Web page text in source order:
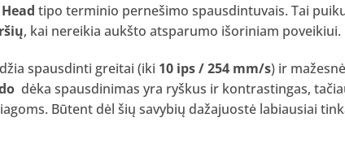
tipo terminio pernešimo spausdintuvais. Tai
, kai nereikia aukšto atsparumo išoriniam poveikiui.
spausdinti greitai (iki 10 ips / 254 mm/s) ir
dėka spausdinimas yra ryškus ir kontrastingas,
Būtent dėl šių savybių dažajuostė labiausiai